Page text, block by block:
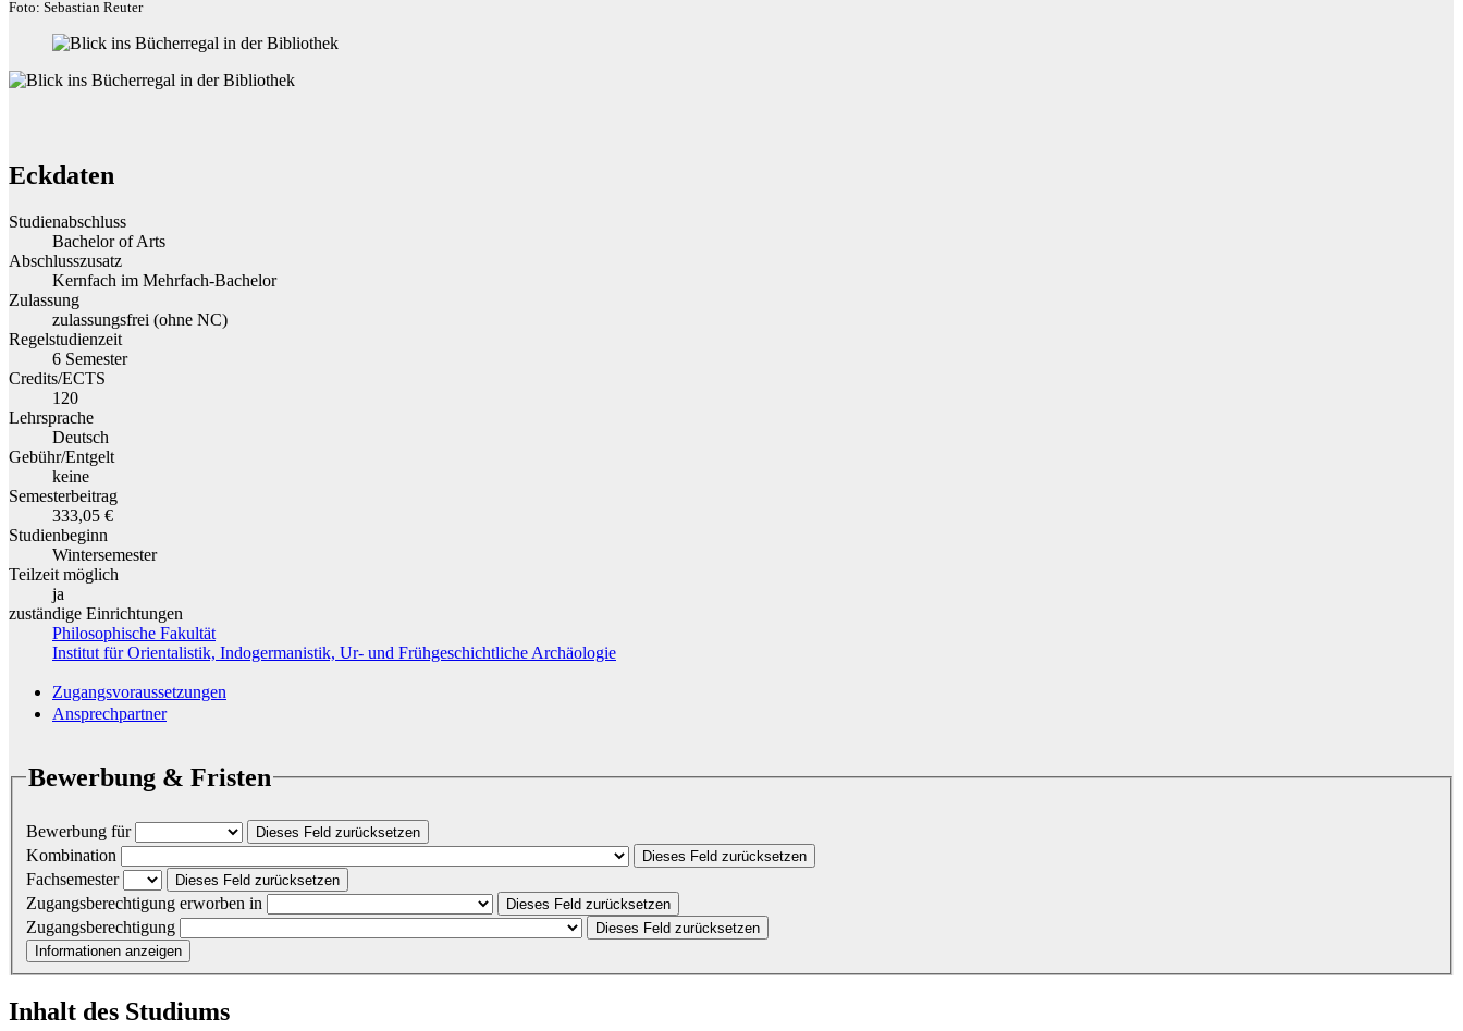
Foto: Sebastian Reuter
Eckdaten
Studienabschluss
Bachelor of Arts
Abschlusszusatz
Kernfach im Mehrfach-Bachelor
Zulassung
zulassungsfrei (ohne NC)
Regelstudienzeit
6 Semester
Credits/ECTS
120
Lehrsprache
Deutsch
Gebühr/Entgelt
keine
Semesterbeitrag
333,05 €
Studienbeginn
Wintersemester
Teilzeit möglich
ja
zuständige Einrichtungen
Philosophische Fakultät
Institut für Orientalistik, Indogermanistik, Ur- und Frühgeschichtliche Archäologie
Zugangsvoraussetzungen
Ansprechpartner
Bewerbung & Fristen
Bewerbung für Dieses Feld zurücksetzen
Kombination Dieses Feld zurücksetzen
Fachsemester Dieses Feld zurücksetzen
Zugangsberechtigung erworben in Dieses Feld zurücksetzen
Zugangsberechtigung
Dieses Feld zurücksetzen
Informationen anzeigen
Inhalt des Studiums